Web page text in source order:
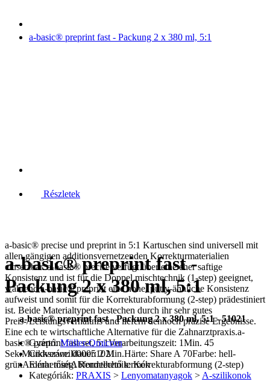
a-basic® preprint fast - Packung 2 x 380 ml, 5:1
Részletek
a-basic® precise und preprint in 5:1 Kartuschen sind universell mit
allen gängigen additionsvernetzenden Korrekturmaterialien
einsetzbar. a-basic® precise verfügt über eine eher saftige
Konsistenz und ist für die Doppel­ mischtechnik (1-step) geeignet,
während a-basic® preprint eine hohe, putty-ähnliche Konsistenz
aufweist und somit für die Korrekturabformung (2-step) prädestiniert
ist. Beide Materialtypen bestechen durch ihr sehr gutes
Preis-/Leistungsverhältnis und liefern dennoch präzise Ergebnisse.
Eine ech­ te wirtschaftliche Alternative für die Zahnarztpraxis.a-
basic® preprint fast set, 5:1Verarbeitungszeit: 1Min. 45
Sek.Mundverweildauer: 2 Min.Härte: Share A 70Farbe: hell-
grünAroma: mintAbformtechnik: Korrekturabformung (2-step)
a-basic® preprint fast -
Packung 2 x 380 ml, 5:1
a-basic® preprint fast - Packung 2 x 380 ml, 5:1 - 51021
Gyártó:Müller-Omicron
Cikkszám: 000051021
Elérhetőség: Rendelhető termék
Kategóriák: PRAXIS > Lenyomatanyagok > A-szilikonok